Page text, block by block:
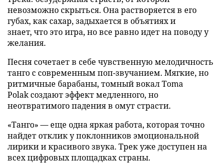
невозможно скрыться. Она растворяется в его
губах, как сахар, задыхается в объятиях и
знает, что это игра, но все равно идет на поводу у
желания.
Песня сочетает в себе чувственную мелодичность
танго с современным поп-звучанием. Мягкие, но
ритмичные барабаны, томный вокал Toma
Polak создают эффект медленного, но
неотвратимого падения в омут страсти.
«Танго» — еще одна яркая работа, которая точно
найдет отклик у поклонников эмоциональной
лирики и красивого звука. Трек уже доступен на
всех цифровых площадках страны.